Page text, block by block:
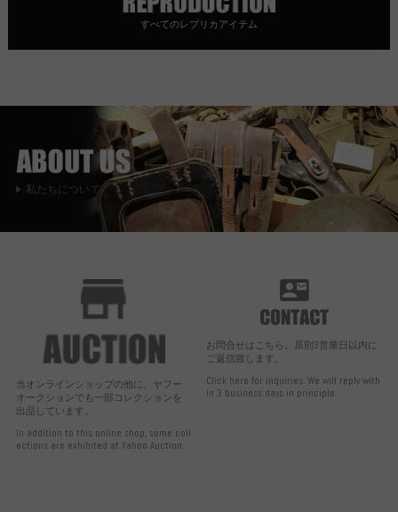
すべてのレプリカアイテム
私たちについて
当オンラインショップの他に、ヤフー
オークションでも一部コレクションを
出品しています。
In addition to this online shop, some coll
ections are exhibited at Yahoo Auction.
お問合せはこちら。原則3営業日以内に
ご返信致します。
Click here for inquiries. We will reply with
in 3 business days in principle.